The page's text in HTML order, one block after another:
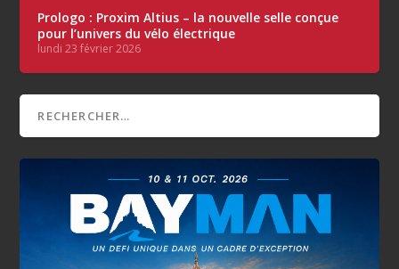
Prologo : Proxim Altius – la nouvelle selle conçue
pour l’univers du vélo électrique
lundi 23 février 2026